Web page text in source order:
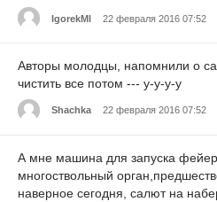
IgorekMl 22 февраля 2016 07:52
Авторы молодцы, напомнили о
чистить все потом --- у-у-у-у
Shachka 22 февраля 2016 07:52
А мне машина для запуска
многоствольный
наверное сегодня, салют на